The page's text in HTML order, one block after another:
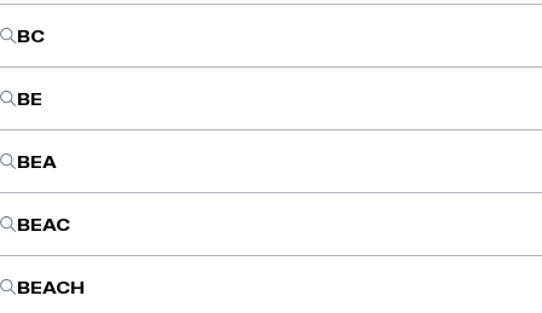
BC
BE
BEA
BEAC
BEACH